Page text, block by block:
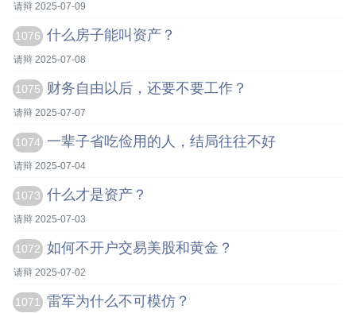
请辩 2025-07-09
1076 什么房子能叫资产？
请辩 2025-07-08
1075 财务自由以后，还要不要工作？
请辩 2025-07-07
1074 一辈子省吃俭用的人，结局往往不好
请辩 2025-07-04
1073 什么才是资产？
请辩 2025-07-03
1072 如何不开户交易美股和黄金？
请辩 2025-07-02
1071 雷军为什么不可模仿？